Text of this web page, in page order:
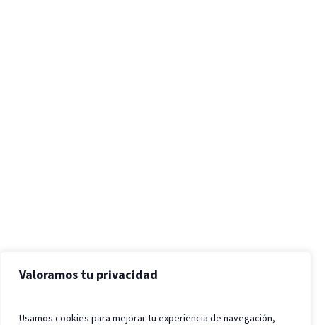
Valoramos tu privacidad
Usamos cookies para mejorar tu experiencia de navegación,